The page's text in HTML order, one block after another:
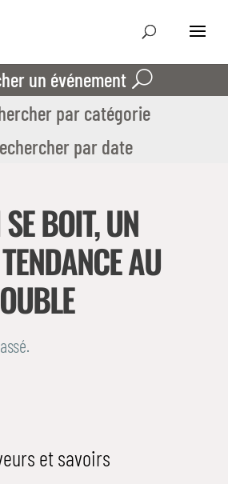
un événement
par catégorie
par date
BOIT, UN
AU
et savoirs